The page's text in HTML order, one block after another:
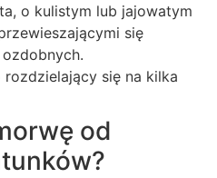
o kulistym lub jajowatym
się
ozdobnych.
rozdzielający się na kilka
od